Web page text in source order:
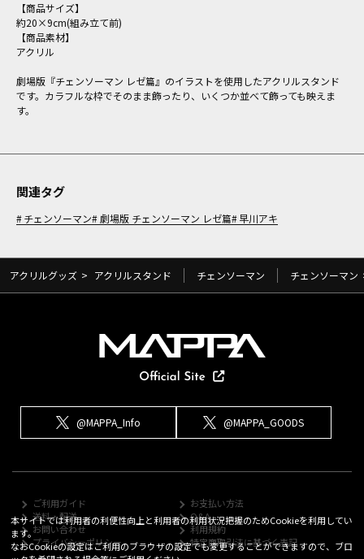
【商品サイズ】
約20×9cm(組み立て前)
【商品素材】
アクリル
劇場版『チェンソーマン レゼ篇』のイラストを使用したアクリルスタンド
です。カラフルな枠でそのまま飾ったり、いくつか並べて飾っても映えま
す。
関連タグ
チェンソーマン 劇場版 チェンソーマン レゼ篇 早川アキ
アクリルグッズ > アクリルスタンド チェンソーマン チェンソーマン
@MAPPA_Info @MAPPA_GOODS
ご利用ガイド
お支払い方法
送料・配送
Q&A
お問い合わせ
利用規約
プライバシーポリシー
特定商取引法に基づく表記
本サイトでは利用者の利便性向上と利用者の利用状況把握のためCookieを利用してい
ます。
なおCookieの設定はご利用のブラウザの設定でも変更することができますので、ブロ